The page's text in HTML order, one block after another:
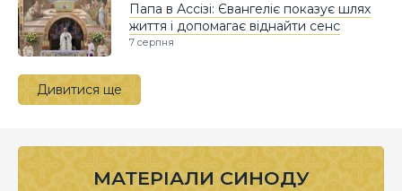
Папа в Ассізі: Євангеліє показує шлях
життя і допомагає віднайти сенс
7 серпня
Дивитися ще
МАТЕРІАЛИ СИНОДУ